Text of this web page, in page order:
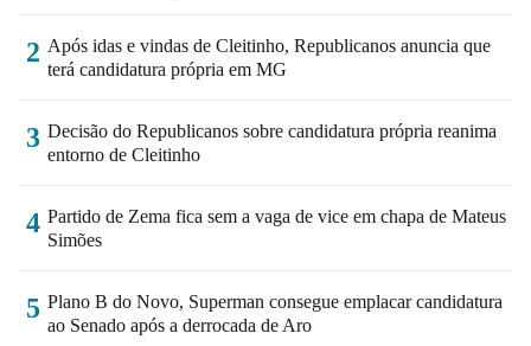
2 Após idas e vindas de Cleitinho, Republicanos anuncia que
terá candidatura própria em MG
3 Decisão do Republicanos sobre candidatura própria reanima
entorno de Cleitinho
4 Partido de Zema fica sem a vaga de vice em chapa de Mateus
Simões
5 Plano B do Novo, Superman consegue emplacar candidatura
ao Senado após a derrocada de Aro